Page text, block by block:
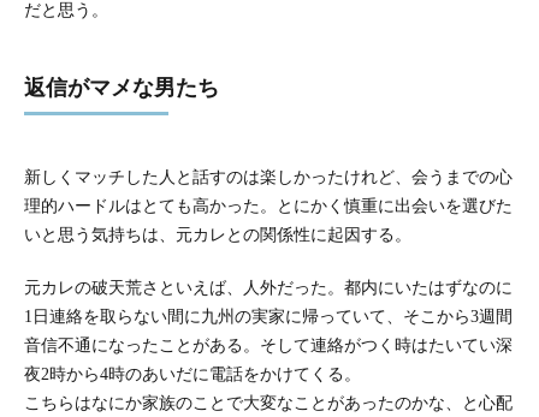
だと思う。
返信がマメな男たち
新しくマッチした人と話すのは楽しかったけれど、会うまでの心
理的ハードルはとても高かった。とにかく慎重に出会いを選びた
いと思う気持ちは、元カレとの関係性に起因する。
元カレの破天荒さといえば、人外だった。都内にいたはずなのに
1日連絡を取らない間に九州の実家に帰っていて、そこから3週間
音信不通になったことがある。そして連絡がつく時はたいてい深
夜2時から4時のあいだに電話をかけてくる。
こちらはなにか家族のことで大変なことがあったのかな、と心配